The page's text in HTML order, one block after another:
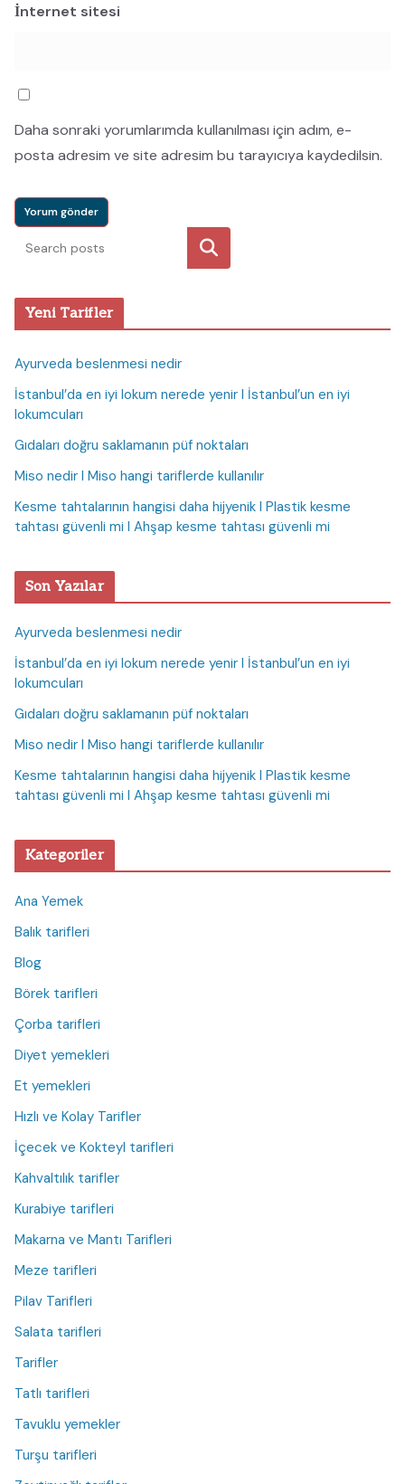
İnternet sitesi
Daha sonraki yorumlarımda kullanılması için adım, e-
posta adresim ve site adresim bu tarayıcıya kaydedilsin.
Ara
Yeni Tarifler
Ayurveda beslenmesi nedir
İstanbul’da en iyi lokum nerede yenir I İstanbul’un en iyi
lokumcuları
Gıdaları doğru saklamanın püf noktaları
Miso nedir I Miso hangi tariflerde kullanılır
Kesme tahtalarının hangisi daha hijyenik I Plastik kesme
tahtası güvenli mi I Ahşap kesme tahtası güvenli mi
Son Yazılar
Ayurveda beslenmesi nedir
İstanbul’da en iyi lokum nerede yenir I İstanbul’un en iyi
lokumcuları
Gıdaları doğru saklamanın püf noktaları
Miso nedir I Miso hangi tariflerde kullanılır
Kesme tahtalarının hangisi daha hijyenik I Plastik kesme
tahtası güvenli mi I Ahşap kesme tahtası güvenli mi
Kategoriler
Ana Yemek
Balık tarifleri
Blog
Börek tarifleri
Çorba tarifleri
Diyet yemekleri
Et yemekleri
Hızlı ve Kolay Tarifler
İçecek ve Kokteyl tarifleri
Kahvaltılık tarifler
Kurabiye tarifleri
Makarna ve Mantı Tarifleri
Meze tarifleri
Pilav Tarifleri
Salata tarifleri
Tarifler
Tatlı tarifleri
Tavuklu yemekler
Turşu tarifleri